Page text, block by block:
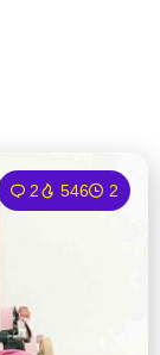
2 546 2